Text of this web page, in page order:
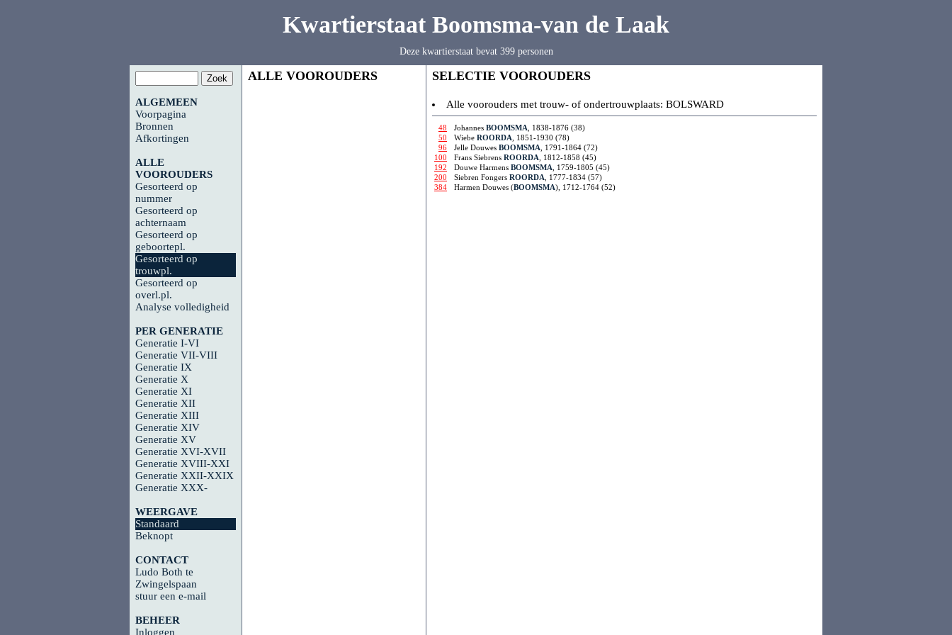
Kwartierstaat Boomsma-van de Laak
Deze kwartierstaat bevat 399 personen
ALGEMEEN
Voorpagina
Bronnen
Afkortingen
ALLE
VOOROUDERS
Gesorteerd op
nummer
Gesorteerd op
achternaam
Gesorteerd op
geboortepl.
Gesorteerd op
trouwpl.
Gesorteerd op
overl.pl.
Analyse volledigheid
PER GENERATIE
Generatie I-VI
Generatie VII-VIII
Generatie IX
Generatie X
Generatie XI
Generatie XII
Generatie XIII
Generatie XIV
Generatie XV
Generatie XVI-XVII
Generatie XVIII-XXI
Generatie XXII-XXIX
Generatie XXX-
WEERGAVE
Standaard
Beknopt
CONTACT
Ludo Both te
Zwingelspaan
stuur een e-mail
BEHEER
Inloggen
ALLE VOOROUDERS SELECTIE VOOROUDERS
Alle voorouders met trouw- of ondertrouwplaats: BOLSWARD
48 Johannes BOOMSMA , 1838-1876 (38)
50
Wiebe ROORDA , 1851-1930 (78)
96
Jelle Douwes BOOMSMA , 1791-1864 (72)
100
Frans Siebrens ROORDA , 1812-1858 (45)
192
Douwe Harmens BOOMSMA , 1759-1805 (45)
200
Siebren Fongers ROORDA , 1777-1834 (57)
384
Harmen Douwes (BOOMSMA), 1712-1764 (52)